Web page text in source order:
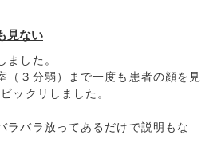
見ない
ました。
（３分弱）まで一度も患者の顔を見
ックリしました。
ラバラ放ってあるだけで説明もな